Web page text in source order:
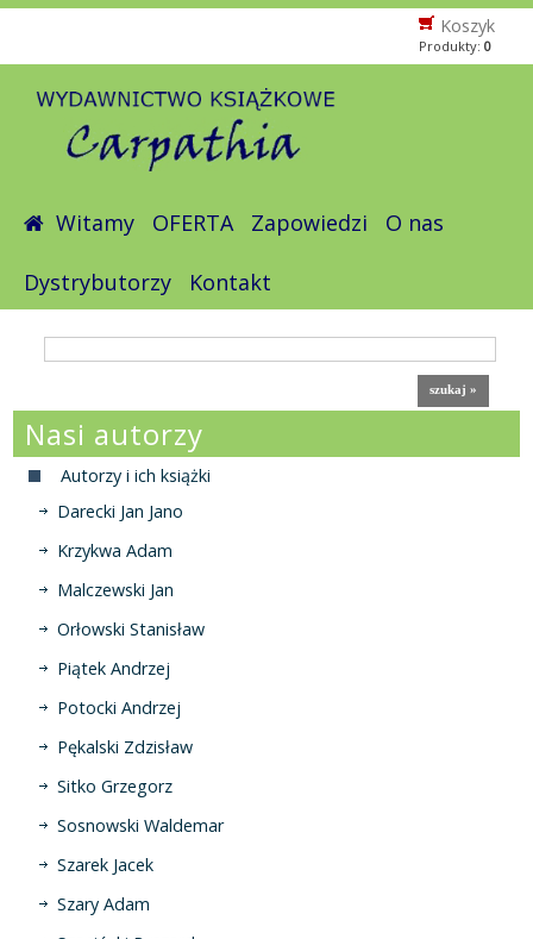
Koszyk
Produkty: 0
Witamy OFERTA Zapowiedzi O nas
Dystrybutorzy Kontakt
Nasi autorzy
Autorzy i ich książki
Darecki Jan Jano
Krzykwa Adam
Malczewski Jan
Orłowski Stanisław
Piątek Andrzej
Potocki Andrzej
Pękalski Zdzisław
Sitko Grzegorz
Sosnowski Waldemar
Szarek Jacek
Szary Adam